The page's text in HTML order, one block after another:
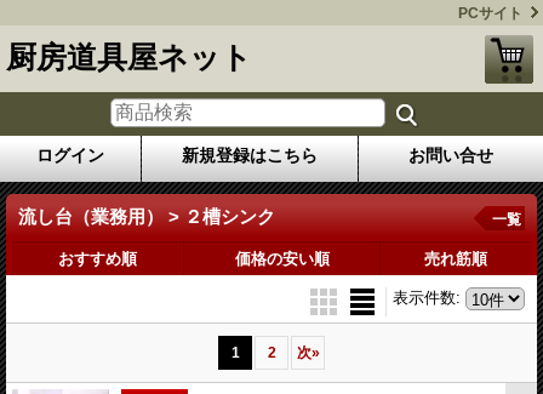
PCサイト
厨房道具屋ネット
ログイン 新規登録はこちら お問い合せ
流し台（業務用） > ２槽シンク 一覧
おすすめ順 価格の安い順 売れ筋順
表示件数:
1 2 次»